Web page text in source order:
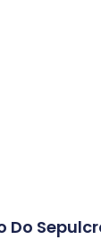
Do